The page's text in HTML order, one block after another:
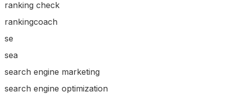
ranking check
rankingcoach
se
sea
search engine marketing
search engine optimization